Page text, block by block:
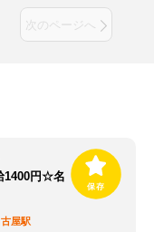
次のページへ
1400円☆名
屋駅